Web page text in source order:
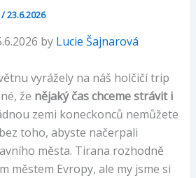
/23.6.2026
by Lucie Šajnarová
vyrážely na náš holčičí trip
že nějaký čas chceme strávit i
zemi koneckonců nemůžete
toho, abyste načerpali
města. Tirana rozhodně
městem Evropy, ale my jsme si